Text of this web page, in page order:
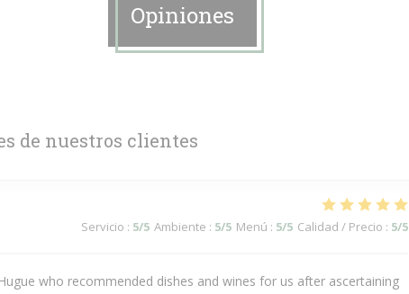
Opiniones
de nuestros clientes
Servicio : 5/5 Ambiente : 5/5 Menú : 5/5 Calidad / Precio : 5/5
who recommended dishes and wines for us after ascertaining